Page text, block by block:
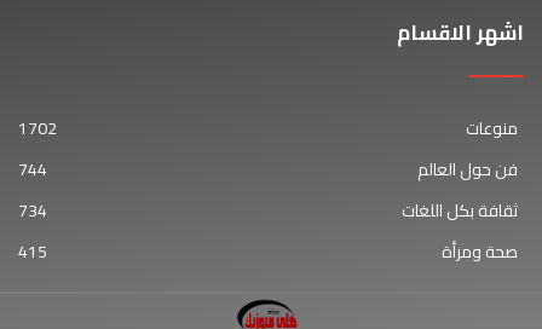
اشهر الاقسام
منوعات
1702
فن حول العالم
744
ثقافة بكل اللغات
734
صحة ومرأة
415